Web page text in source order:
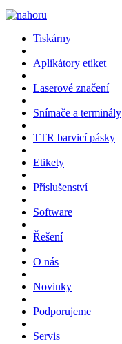
Tiskárny
|
Aplikátory etiket
|
Laserové značení
|
Snímače a terminály
|
TTR barvicí pásky
|
Etikety
|
Příslušenství
|
Software
|
Řešení
|
O nás
|
Novinky
|
Podporujeme
|
Servis